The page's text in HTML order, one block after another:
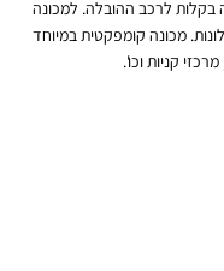
לרכב ההובלה. למכונה
מכונה קומפקטית במיוחד
קניות וכו'.